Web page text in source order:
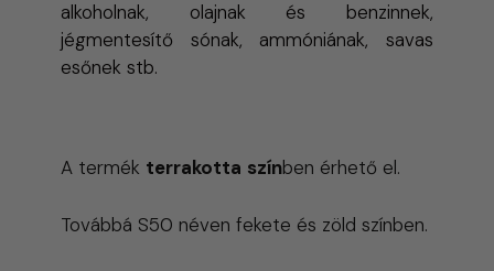
alkoholnak, olajnak és benzinnek,
jégmentesítő sónak, ammóniának, savas
esőnek stb.
A termék terrakotta színben érhető el.
Továbbá S50 néven fekete és zöld színben.